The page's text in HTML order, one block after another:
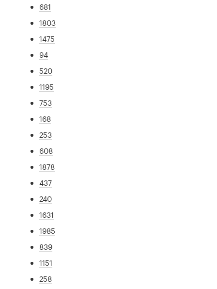
681
1803
1475
94
520
1195
753
168
253
608
1878
437
240
1631
1985
839
1151
258